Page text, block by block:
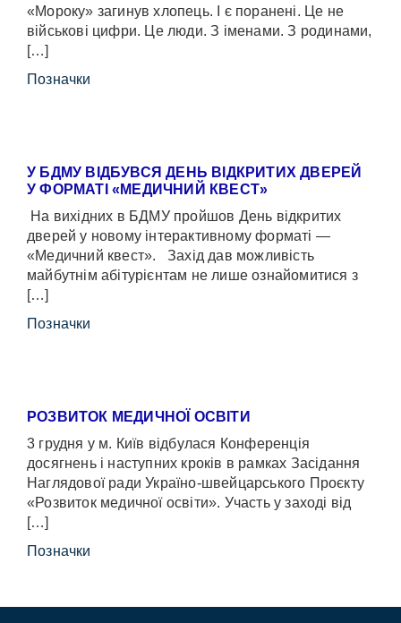
«Мороку» загинув хлопець. І є поранені. Це не
військові цифри. Це люди. З іменами. З родинами,
[…]
Позначки
У БДМУ ВІДБУВСЯ ДЕНЬ ВІДКРИТИХ ДВЕРЕЙ
У ФОРМАТІ «МЕДИЧНИЙ КВЕСТ»
На вихідних в БДМУ пройшов День відкритих
дверей у новому інтерактивному форматі —
«Медичний квест». Захід дав можливість
майбутнім абітурієнтам не лише ознайомитися з
[…]
Позначки
РОЗВИТОК МЕДИЧНОЇ ОСВІТИ
3 грудня у м. Київ відбулася Конференція
досягнень і наступних кроків в рамках Засідання
Наглядової ради Україно-швейцарського Проєкту
«Розвиток медичної освіти». Участь у заході від
[…]
Позначки